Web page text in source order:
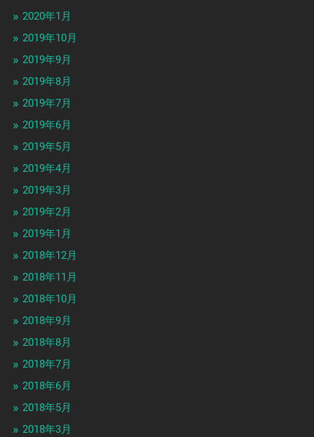
2020年1月
2019年10月
2019年9月
2019年8月
2019年7月
2019年6月
2019年5月
2019年4月
2019年3月
2019年2月
2019年1月
2018年12月
2018年11月
2018年10月
2018年9月
2018年8月
2018年7月
2018年6月
2018年5月
2018年3月